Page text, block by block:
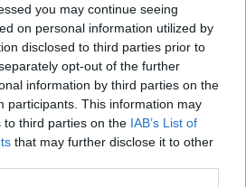
you may continue seeing
on personal information utilized by
disclosed to third parties prior to
opt-out of the further
information by third parties on the
participants. This information may
to third parties on the IAB’s List of
that may further disclose it to other